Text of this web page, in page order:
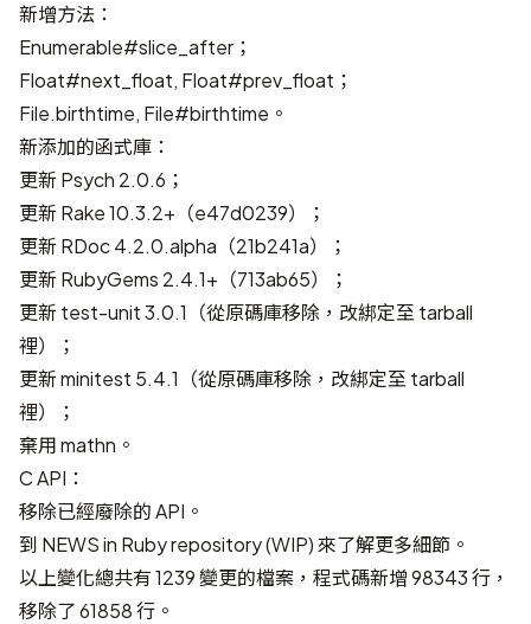
新增方法：
Enumerable#slice_after；
Float#next_float, Float#prev_float；
File.birthtime, File#birthtime。
新添加的函式庫：
更新 Psych 2.0.6；
更新 Rake 10.3.2+（e47d0239）；
更新 RDoc 4.2.0.alpha（21b241a）；
更新 RubyGems 2.4.1+（713ab65）；
更新 test-unit 3.0.1（從原碼庫移除，改綁定至 tarball
裡）；
更新 minitest 5.4.1（從原碼庫移除，改綁定至 tarball
裡）；
棄用 mathn。
C API：
移除已經廢除的 API。
到 NEWS in Ruby repository (WIP)來了解更多細節。
以上變化總共有 1239 變更的檔案，程式碼新增 98343 行，
移除了 61858 行。